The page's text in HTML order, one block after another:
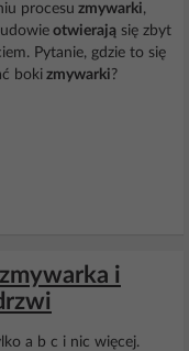
procesu zmywarki,
otwierają się zbyt
Pytanie, gdzie to się
boki zmywarki?
i
a b c i nic więcej.